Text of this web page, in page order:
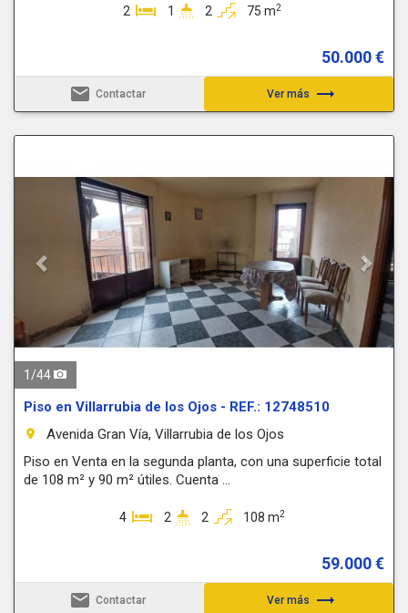
2 1 2 75 m2
50.000 €
email Contactar Ver más trending_flat
Next
1 /44
Piso en Villarrubia de los Ojos - REF.: 12748510
room
Avenida Gran Vía, Villarrubia de los Ojos
Piso en Venta en la segunda planta, con una superficie total
de 108 m² y 90 m² útiles. Cuenta ...
4 2 2 108 m2
59.000 €
email Contactar Ver más trending_flat